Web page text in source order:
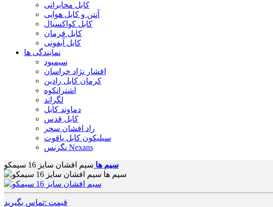
کابل مخابراتی
آنتن و کابل هوایی
کابل کواکسیال
کابل فرمان
کابل آیفونی
نمایندگی ها
سیمپود
افشار نژاد خراسان
کرمان کابل رادین
اشترانکوه
لگراند
دماوند کابل
کابل قدس
راد افشان سحر
سیلیکون کابل یاقوت
نگزنس Nexans
سیم ها سیم افشان سایز 16 سیمکو
قیمت :تماس بگیرید